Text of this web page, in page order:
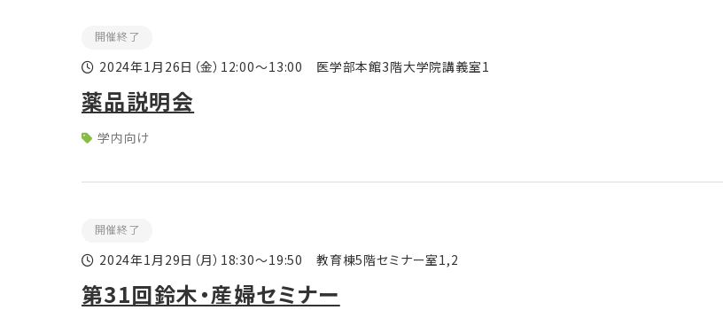
開催終了
2024年1月26日 （金） 12:00～13:00 医学部本館3階大学院講義室1
薬品説明会
学内向け
開催終了
2024年1月29日 （月） 18:30～19:50 教育棟5階セミナー室1,2
第31回鈴木・産婦セミナー